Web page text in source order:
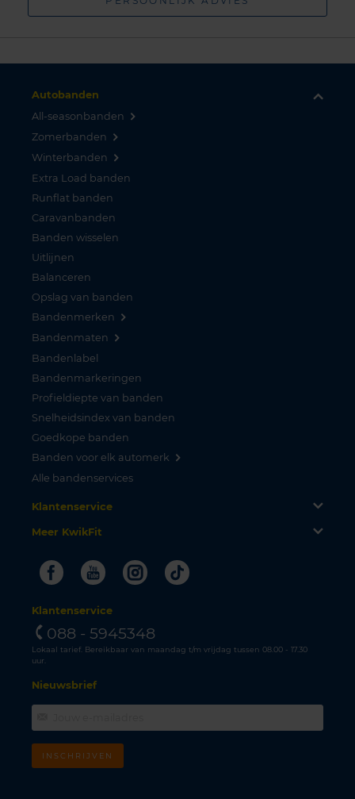
Autobanden
All-seasonbanden
Zomerbanden
Winterbanden
Extra Load banden
Runflat banden
Caravanbanden
Banden wisselen
Uitlijnen
Balanceren
Opslag van banden
Bandenmerken
Bandenmaten
Bandenlabel
Bandenmarkeringen
Profieldiepte van banden
Snelheidsindex van banden
Goedkope banden
Banden voor elk automerk
Alle bandenservices
Klantenservice
Meer KwikFit
FacebookYoutubeInstagram
Tiktok
Klantenservice
088 - 5945348
Lokaal tarief. Bereikbaar van maandag t/m vrijdag tussen 08.00 - 17.30
uur.
Nieuwsbrief
INSCHRIJVEN